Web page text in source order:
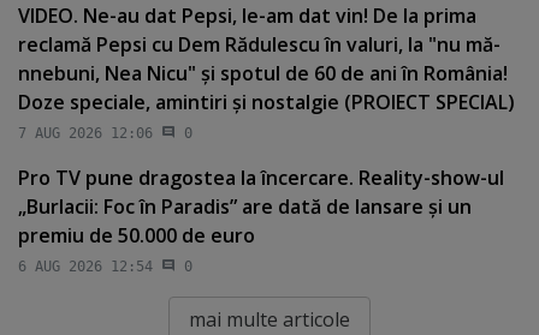
VIDEO. Ne-au dat Pepsi, le-am dat vin! De la prima
reclamă Pepsi cu Dem Rădulescu în valuri, la "nu mă-
nnebuni, Nea Nicu" şi spotul de 60 de ani în România!
Doze speciale, amintiri şi nostalgie (PROIECT SPECIAL)
7 AUG 2026 12:06 0
Pro TV pune dragostea la încercare. Reality-show-ul
„Burlacii: Foc în Paradis” are dată de lansare şi un
premiu de 50.000 de euro
6 AUG 2026 12:54 0
mai multe articole